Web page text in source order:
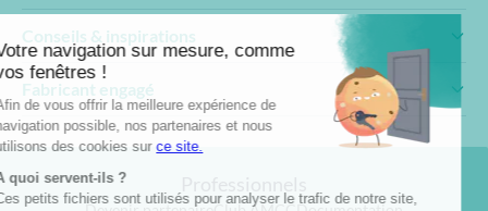
Conseils & inspirations
Fabricant engagé